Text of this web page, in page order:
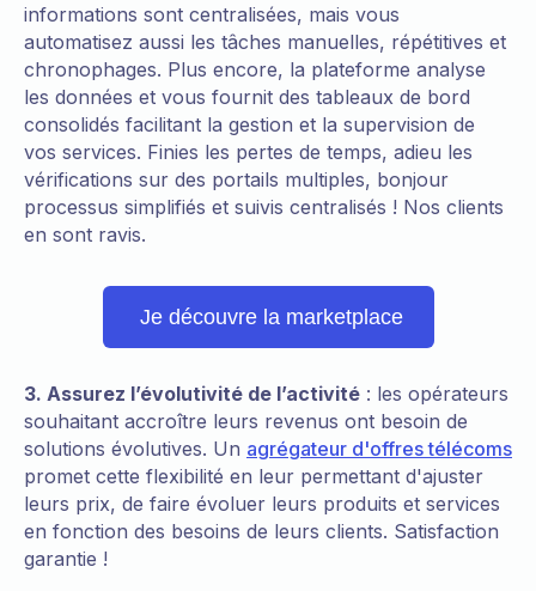
informations sont centralisées, mais vous
automatisez aussi les tâches manuelles, répétitives et
chronophages. Plus encore, la plateforme analyse
les données et vous fournit des tableaux de bord
consolidés facilitant la gestion et la supervision de
vos services. Finies les pertes de temps, adieu les
vérifications sur des portails multiples, bonjour
processus simplifiés et suivis centralisés ! Nos clients
en sont ravis.
Je découvre la marketplace
3. Assurez l’évolutivité de l’activité : les opérateurs
souhaitant accroître leurs revenus ont besoin de
solutions évolutives. Un agrégateur d'offres télécoms
promet cette flexibilité en leur permettant d'ajuster
leurs prix, de faire évoluer leurs produits et services
en fonction des besoins de leurs clients. Satisfaction
garantie !